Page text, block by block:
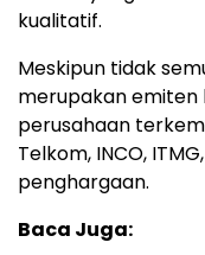
kualitatif.
Meskipun tidak
merupakan
perusahaan
Telkom, INCO,
penghargaan.
Baca Juga: